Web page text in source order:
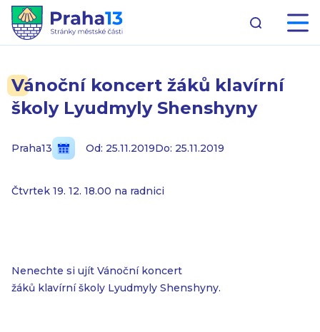
Vánoční koncert žáků klavírní
školy Lyudmyly Shenshyny
Praha13 Od: 25.11.2019Do: 25.11.2019
Čtvrtek 19. 12. 18.00 na radnici
Nenechte si ujít Vánoční koncert
žáků klavírní školy Lyudmyly Shenshyny.